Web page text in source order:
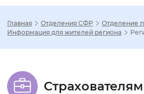
Размер
Главная Отделения СФР
Отделение
Информация для жителей региона
Страхователям